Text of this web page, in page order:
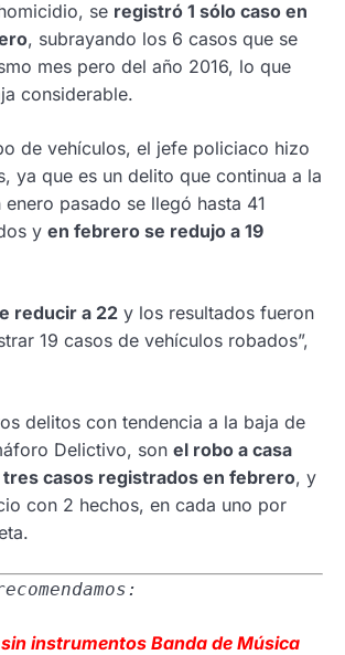
se registró 1 sólo caso en
, subrayando los 6 casos que se
mes pero del año 2016, lo que
considerable.
de vehículos, el jefe policiaco hizo
ya que es un delito que continua a la
pasado se llegó hasta 41
y en febrero se redujo a 19
reducir a 22 y los resultados fueron
19 casos de vehículos robados”,
delitos con tendencia a la baja de
Delictivo, son el robo a casa
tres casos registrados en febrero, y
con 2 hechos, en cada uno por
instrumentos Banda de Música